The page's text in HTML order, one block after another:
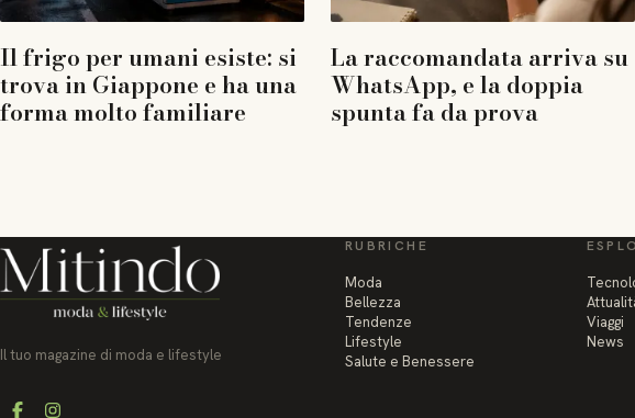
Il frigo per umani esiste: si
trova in Giappone e ha una
forma molto familiare
La raccomandata arriva su
WhatsApp, e la doppia
spunta fa da prova
Il tuo magazine di moda e lifestyle
RUBRICHE
Moda
Bellezza
Tendenze
Lifestyle
Salute e Benessere
Viaggi
News